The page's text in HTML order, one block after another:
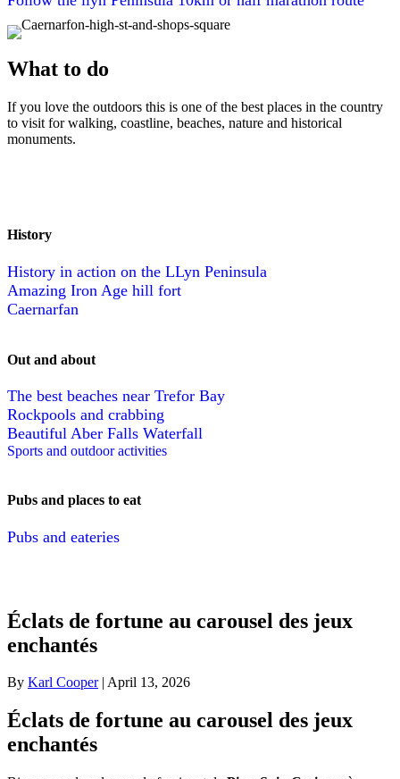
What to do
If you love the outdoors this is one of the best places in the country
to visit for walking, coastline, beaches, nature and historical
monuments.
History
History in action on the LLyn Peninsula
Amazing Iron Age hill fort
Caernarfan
Out and about
The best beaches near Trefor Bay
Rockpools and crabbing
Beautiful Aber Falls Waterfall
Sports and outdoor activities
Pubs and places to eat
Pubs and eateries
Éclats de fortune au carousel des jeux
enchantés
By Karl Cooper| April 13, 2026
Éclats de fortune au carousel des jeux
enchantés